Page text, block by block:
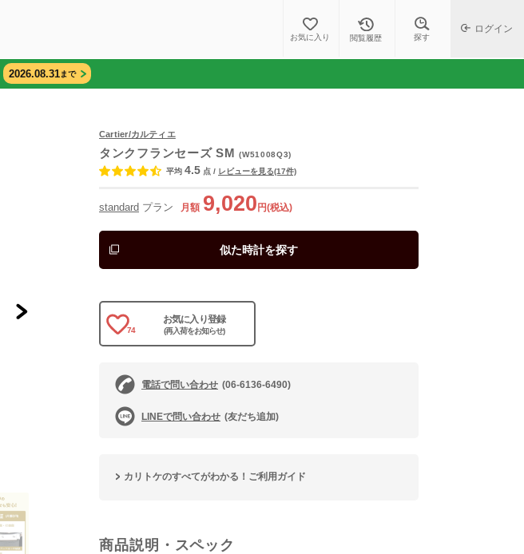
中古販売について
お気に入り 閲覧履歴 探す
ログイン
2026.08.31まで
Cartier/カルティエ
タンクフランセーズ SM(W51008Q3)
平均 4.5 点 / レビューを見る(17件)
standard プラン 月額 9,020 円(税込)
似た時計を探す
74
お気に入り登録
(再入荷をお知らせ)
電話で問い合わせ (06-6136-6490)
LINEで問い合わせ (友だち追加)
カリトケのすべてがわかる！ご利用ガイド
商品説明・スペック